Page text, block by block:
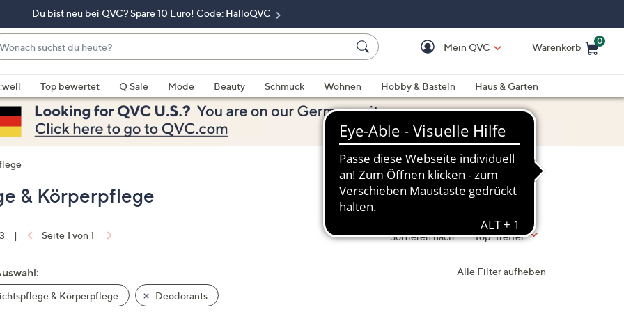
Du bist neu bei QVC? Spare 10 Euro! Code: HalloQVC
Mein QVC Warenkorb
0
Top bewertet Q Sale Mode Beauty Schmuck Wohnen Hobby & Basteln
Haus & Garten
& Körperpflege
| Seite 1 von 1 Sortieren nach: Top-Treffer
Alle Filter aufheben
& Körperpflege Deodorants